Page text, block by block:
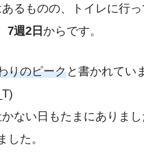
るものの、トイレに行
7週2日 からです。
りのピークと書かれてい
ない日もたまにありまし
した。